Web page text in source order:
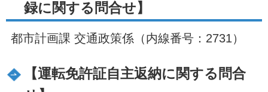
録に関する問合せ】
都市計画課 交通政策係（内線番号：2731）
【運転免許証自主返納に関する問合